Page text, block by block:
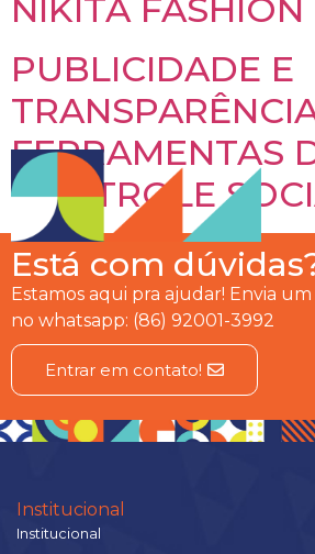
NIKITA FASHION
PUBLICIDADE E
FERRAMENTAS
CONTROLE
Está com
Estamos aqui pra ajudar! Envia
no whatsapp: (86) 92001-3992
Entrar em contato!
Institucional
Institucional